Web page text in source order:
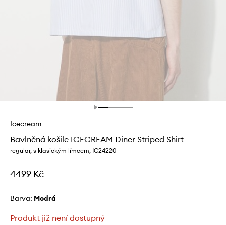
Icecream
Bavlněná košile ICECREAM Diner Striped Shirt
regular, s klasickým límcem, IC24220
4499 Kč
Barva: modrá
Produkt již není dostupný